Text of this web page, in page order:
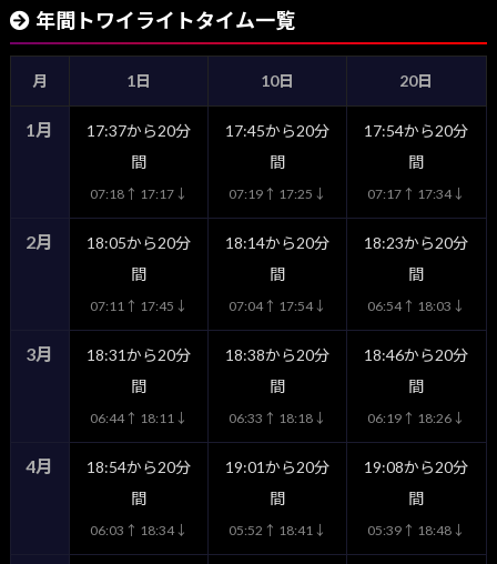
年間トワイライトタイム一覧
月 1日 10日 20日
1月
17:37から20分
間
07:18↑ 17:17↓
17:45から20分
間
07:19↑ 17:25↓
17:54から20分
間
07:17↑ 17:34↓
2月
18:05から20分
間
07:11↑ 17:45↓
18:14から20分
間
07:04↑ 17:54↓
18:23から20分
間
06:54↑ 18:03↓
3月
18:31から20分
間
06:44↑ 18:11↓
18:38から20分
間
06:33↑ 18:18↓
18:46から20分
間
06:19↑ 18:26↓
4月
18:54から20分
間
06:03↑ 18:34↓
19:01から20分
間
05:52↑ 18:41↓
19:08から20分
間
05:39↑ 18:48↓